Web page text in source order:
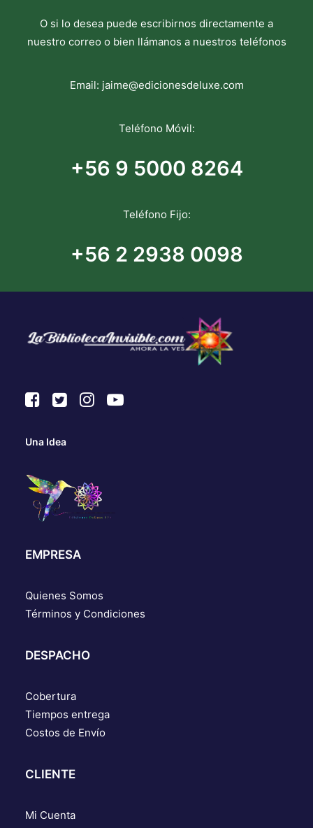
O si lo desea puede escribirnos directamente a
nuestro correo o bien llámanos a nuestros teléfonos
Email: jaime@edicionesdeluxe.com
Teléfono Móvil:
+56 9 5000 8264
Teléfono Fijo:
+56 2 2938 0098
Una Idea
EMPRESA
Quienes Somos
Términos y Condiciones
DESPACHO
Cobertura
Tiempos entrega
Costos de Envío
CLIENTE
Mi Cuenta